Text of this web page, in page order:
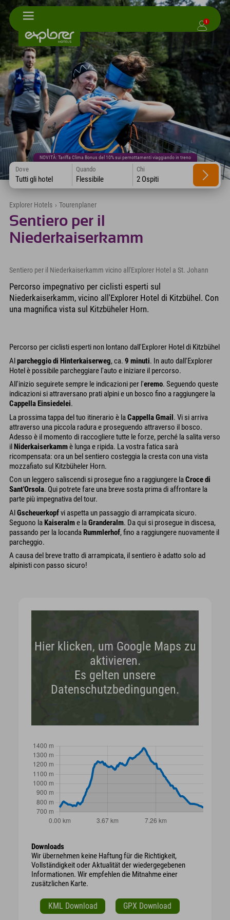
1
NOVITÀ: Tariffa Clima Bonus del 10% sui pernottamenti viaggiando in treno
Dove
Tutti gli hotel
Quando
Flessibile
Chi
2 Ospiti
Explorer Hotels › Tourenplaner
Sentiero per il
Niederkaiserkamm
Sentiero per il Niederkaiserkamm vicino all'Explorer Hotel a St. Johann
Percorso impegnativo per ciclisti esperti sul
Niederkaiserkamm, vicino all'Explorer Hotel di Kitzbühel. Con
una magnifica vista sul Kitzbüheler Horn.
Percorso per ciclisti esperti non lontano dall'Explorer Hotel di Kitzbühel
Alparcheggio di Hinterkaiserweg, ca. 9 minuti. In auto dall'Explorer
Hotel è possibile parcheggiare l'auto e iniziare il percorso.
All'inizio seguirete sempre le indicazioni per l'eremo. Seguendo queste
indicazioni si attraversano prati alpini e un bosco fino a raggiungere la
Cappella Einsiedelei.
La prossima tappa del tuo itinerario è laCappella Gmail. Vi si arriva
attraverso una piccola radura e proseguendo attraverso il bosco.
Adesso è il momento di raccogliere tutte le forze, perché la salita verso
ilNiderkaiserkammè lunga e ripida. La vostra fatica sarà
ricompensata: ora un bel sentiero costeggia la cresta con una vista
mozzafiato sul Kitzbüheler Horn.
Con un leggero saliscendi si prosegue fino a raggiungere laCroce di
Sant'Orsola. Qui potrete fare una breve sosta prima di affrontare la
parte più impegnativa del tour.
AlGscheuerkopfvi aspetta un passaggio di arrampicata sicuro.
Seguono laKaiseralme laGranderalm. Da qui si prosegue in discesa,
passando per la locandaRummlerhof, fino a raggiungere nuovamente il
parcheggio.
A causa del breve tratto di arrampicata, il sentiero è adatto solo ad
alpinisti con passo sicuro!
Hier klicken, um Google Maps zu
aktivieren.
Es gelten unsere
Datenschutzbedingungen.
Downloads
Wir übernehmen keine Haftung für die Richtigkeit,
Vollständigkeit oder Aktualität der wiedergegebenen
Informationen. Wir empfehlen die Mitnahme einer
zusätzlichen Karte.
KML Download GPX Download